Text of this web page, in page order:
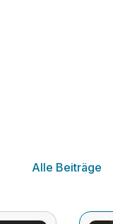
Alle Beiträge